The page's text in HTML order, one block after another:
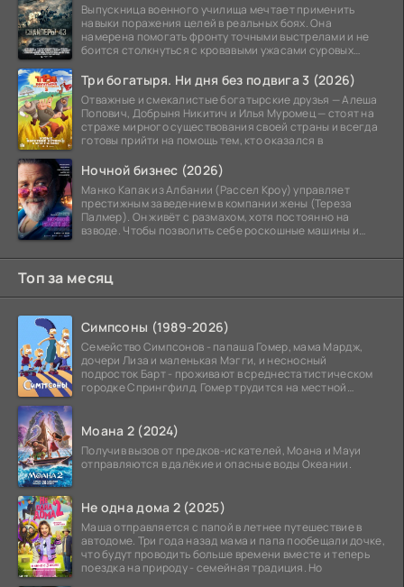
Выпускница военного училища мечтает применить
навыки поражения целей в реальных боях. Она
намерена помогать фронту точными выстрелами и не
боится столкнуться с кровавыми ужасами суровых
Три богатыря. Ни дня без подвига 3 (2026)
Отважные и смекалистые богатырские друзья — Алеша
Попович, Добрыня Никитич и Илья Муромец — стоят на
страже мирного существования своей страны и всегда
готовы прийти на помощь тем, кто оказался в
Ночной бизнес (2026)
Манко Капак из Албании (Рассел Кроу) управляет
престижным заведением в компании жены (Тереза
Палмер). Он живёт с размахом, хотя постоянно на
взводе. Чтобы позволить себе роскошные машины и
Топ за месяц
Симпсоны (1989-2026)
Семейство Симпсонов - папаша Гомер, мама Мардж,
дочери Лиза и маленькая Мэгги, и несносный
подросток Барт - проживают в среднестатистическом
городке Спрингфилд. Гомер трудится на местной
Моана 2 (2024)
Получив вызов от предков-искателей, Моана и Мауи
отправляются в далёкие и опасные воды Океании.
Не одна дома 2 (2025)
Маша отправляется с папой в летнее путешествие в
автодоме. Три года назад мама и папа пообещали дочке,
что будут проводить больше времени вместе и теперь
поездка на природу - семейная традиция. Но